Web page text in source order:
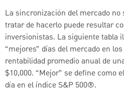
La sincronización del mercado
tratar de hacerlo puede resultar
inversionistas. La siguiente tabla
“mejores” días del mercado en
rentabilidad promedio anual de
$10,000. “Mejor” se define como
día en el índice S&P 500®.